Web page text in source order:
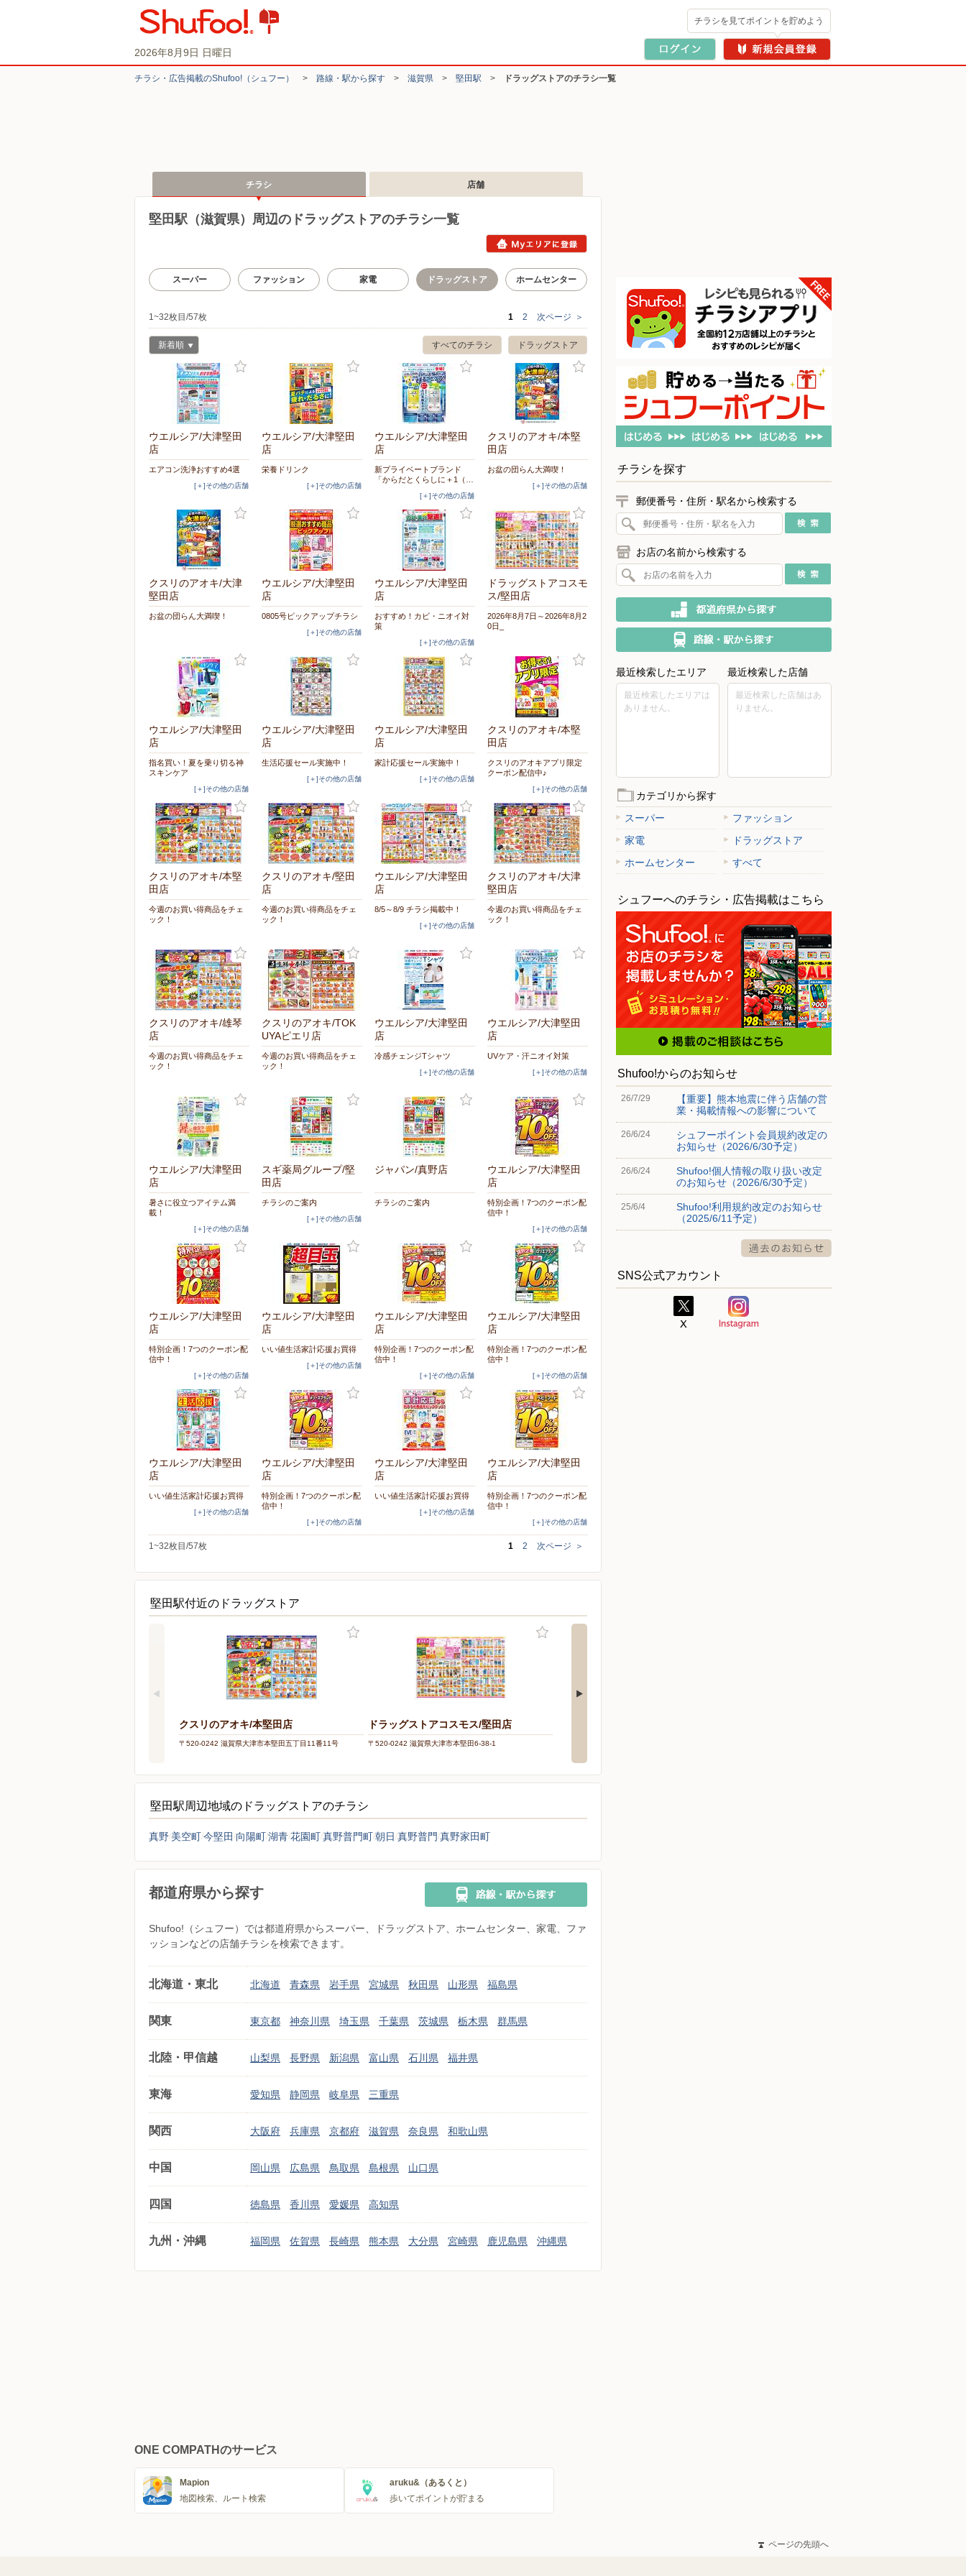
2026年8月9日 日曜日
チラシを見てポイントを貯めよう
チラシ・​広告掲載の​Shufoo!​（シュフー） > 路線・駅から探す > 滋賀県 > 堅田駅 > ドラッグストアのチラシ一覧
チラシ 店舗
堅田駅（滋賀県）周辺のドラッグストアのチラシ一覧
スーパー ファッション 家電 ドラッグストア ホームセンター
1~32枚目/57枚 1 2 次ページ ＞
ドラッグストア
すべてのチラシ
新着順
ウエルシア/大津堅田
店
エアコン洗浄おすすめ4選
[＋]その他の店舗
ウエルシア/大津堅田
店
栄養ドリンク
[＋]その他の店舗
ウエルシア/大津堅田
店
新プライベートブランド
「からだとくらしに＋1（…
[＋]その他の店舗
クスリのアオキ/本堅
田店
お盆の団らん大満喫！
[＋]その他の店舗
クスリのアオキ/大津
堅田店
お盆の団らん大満喫！
ウエルシア/大津堅田
店
0805号ピックアップチラシ
[＋]その他の店舗
ウエルシア/大津堅田
店
おすすめ！カビ・ニオイ対
策
[＋]その他の店舗
ドラッグストアコスモ
ス/堅田店
2026年8月7日～2026年8月2
0日_
ウエルシア/大津堅田
店
指名買い！夏を乗り切る神
スキンケア
[＋]その他の店舗
ウエルシア/大津堅田
店
生活応援セール実施中！
[＋]その他の店舗
ウエルシア/大津堅田
店
家計応援セール実施中！
[＋]その他の店舗
クスリのアオキ/本堅
田店
クスリのアオキアプリ限定
クーポン配信中♪
[＋]その他の店舗
クスリのアオキ/本堅
田店
今週のお買い得商品をチェ
ック！
クスリのアオキ/堅田
店
今週のお買い得商品をチェ
ック！
ウエルシア/大津堅田
店
8/5～8/9 チラシ掲載中！
[＋]その他の店舗
クスリのアオキ/大津
堅田店
今週のお買い得商品をチェ
ック！
クスリのアオキ/雄琴
店
今週のお買い得商品をチェ
ック！
クスリのアオキ/TOK
UYAピエリ店
今週のお買い得商品をチェ
ック！
ウエルシア/大津堅田
店
冷感チェンジTシャツ
[＋]その他の店舗
ウエルシア/大津堅田
店
UVケア・汗ニオイ対策
[＋]その他の店舗
ウエルシア/大津堅田
店
暑さに役立つアイテム満
載！
[＋]その他の店舗
スギ薬局グループ/堅
田店
チラシのご案内
[＋]その他の店舗
ジャパン/真野店
チラシのご案内
ウエルシア/大津堅田
店
特別企画！7つのクーポン配
信中！
[＋]その他の店舗
ウエルシア/大津堅田
店
特別企画！7つのクーポン配
信中！
[＋]その他の店舗
ウエルシア/大津堅田
店
いい値生活家計応援お買得
[＋]その他の店舗
ウエルシア/大津堅田
店
特別企画！7つのクーポン配
信中！
[＋]その他の店舗
ウエルシア/大津堅田
店
特別企画！7つのクーポン配
信中！
[＋]その他の店舗
ウエルシア/大津堅田
店
いい値生活家計応援お買得
[＋]その他の店舗
ウエルシア/大津堅田
店
特別企画！7つのクーポン配
信中！
[＋]その他の店舗
ウエルシア/大津堅田
店
いい値生活家計応援お買得
[＋]その他の店舗
ウエルシア/大津堅田
店
特別企画！7つのクーポン配
信中！
[＋]その他の店舗
1~32枚目/57枚 1 2 次ページ ＞
堅田駅付近のドラッグストア
クスリのアオキ/本堅田店
〒520-0242 滋賀県大津市本堅田五丁目11番11号
ドラッグストアコスモス/堅田店
〒520-0242 滋賀県大津市本堅田6-38-1
堅田駅周辺地域のドラッグストアのチラシ
真野 美空町今堅田 向陽町湖青花園町真野普門町朝日 真野普門 真野家田町
都道府県から探す
Shufoo!（シュフー）では都道府県からスーパー、ドラッグストア、ホームセンター、家電、ファ
ッションなどの店舗チラシを検索できます。
北海道・東北 北海道 青森県 岩手県 宮城県 秋田県 山形県 福島県
関東 東京都 神奈川県 埼玉県 千葉県 茨城県 栃木県 群馬県
北陸・甲信越 山梨県 長野県 新潟県 富山県 石川県 福井県
東海 愛知県 静岡県 岐阜県 三重県
関西 大阪府 兵庫県 京都府 滋賀県 奈良県 和歌山県
中国 岡山県 広島県 鳥取県 島根県 山口県
四国 徳島県 香川県 愛媛県 高知県
九州・沖縄 福岡県 佐賀県 長崎県 熊本県 大分県 宮崎県 鹿児島県 沖縄県
チラシを探す
郵便番号・住所・駅名から検索する
お店の名前から検索する
最近検索したエリア
最近検索したエリアは
ありません。
最近検索した店舗
最近検索した店舗はあ
りません。
カテゴリから探す
スーパー
ファッション
家電
ドラッグストア
ホームセンター
すべて
シュフーへのチラシ・広告掲載はこちら
Shufoo!からのお知らせ
26/7/29
【重要】熊本地震に伴う店舗の営
業・掲載情報への影響について
26/6/24
シュフーポイント会員規約改定の
お知らせ（2026/6/30予定）
26/6/24
Shufoo!個人情報の取り扱い改定
のお知らせ（2026/6/30予定）
25/6/4
Shufoo!利用規約改定のお知らせ
（2025/6/11予定）
SNS公式アカウント
ONE COMPATHのサービス
Mapion
地図検索、ルート検索
aruku&（あるくと）
歩いてポイントが貯まる
ページの先頭へ